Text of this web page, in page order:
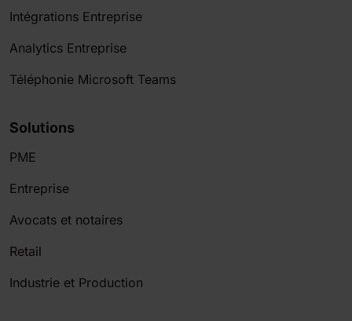
Intégrations Entreprise
Analytics Entreprise
Téléphonie Microsoft Teams
Solutions
PME
Entreprise
Avocats et notaires
Retail
Industrie et Production